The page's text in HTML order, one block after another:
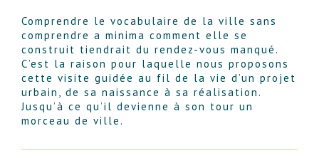
Comprendre le vocabulaire de la ville sans
comprendre a minima comment elle se
construit tiendrait du rendez-vous manqué.
C’est la raison pour laquelle nous proposons
cette visite guidée au fil de la vie d’un projet
urbain, de sa naissance à sa réalisation.
Jusqu’à ce qu’il devienne à son tour un
morceau de ville.